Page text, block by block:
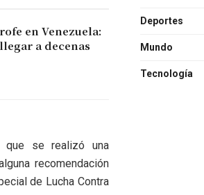
en Venezuela:
a decenas
que se realizó una
recomendación
de Lucha Contra
Deportes
Mundo
Tecnología